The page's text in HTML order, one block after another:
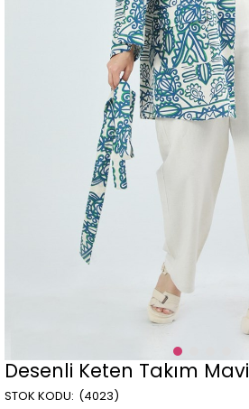
Desenli Keten Takım Mavi
(4023)